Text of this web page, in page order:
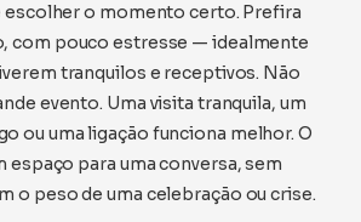
escolher o momento certo. Prefira
com pouco estresse — idealmente
tranquilos e receptivos. Não
evento. Uma visita tranquila, um
ou uma ligação funciona melhor. O
espaço para uma conversa, sem
o peso de uma celebração ou crise.